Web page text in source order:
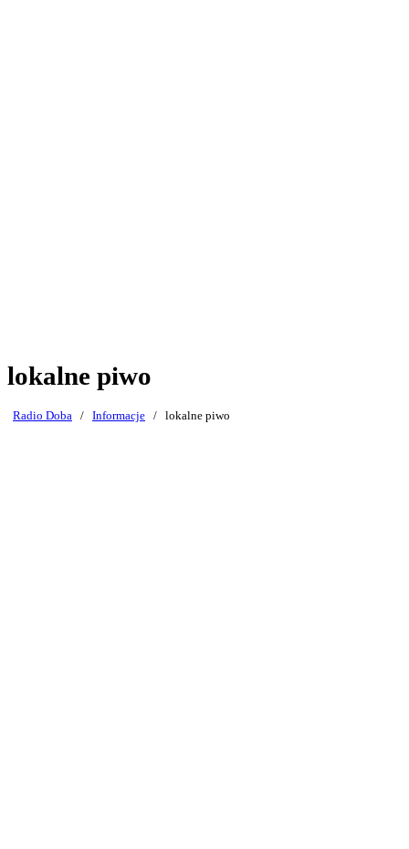
lokalne piwo
Radio Doba / Informacje / lokalne piwo